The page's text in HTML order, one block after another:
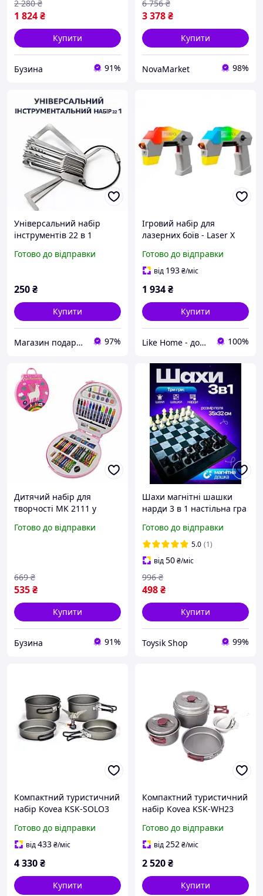
1 824₴
2 280 ₴
Купити
Бузина 91%
3 378₴
6 756 ₴
Купити
NovaMarket 98%
Універсальний набір
інструментів 22 в 1
багатофункціональний
Готово до відправки
250₴
Купити
Магазин подарунків 97%
Ігровий набір для
лазерних боїв - Laser X
гравців
Готово до відправки
від 193₴/міс
1 934₴
Купити
Like Home - домашній затишок для всієї родини. Будьте як вдома 🤗 100%
Дитячий набір для
творчості MK 2111 у
Готово до відправки
535₴
669 ₴
Купити
Бузина 91%
Шахи магнітні шашки
нарди 3 в 1 настільна гра
компактний переносний
набір з фігурами на
магнітах для подорожей
Готово до відправки
5.0 (1)
від50₴/міс
498₴
996 ₴
Купити
Toysik Shop 99%
Компактний туристичний
набір Kovea KSK-SOLO3
KB-0707 вага 700 г для 1-2
осіб
Готово до відправки
від433₴/міс
4 330₴
Купити
Компактний туристичний
набір Kovea KSK-WH23
алюміній 2 каструлі 1.8л
1.0л сковорода 2-3 особи
Готово до відправки
від252₴/міс
2 520₴
Купити